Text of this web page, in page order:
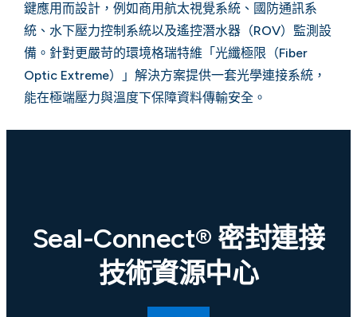
鍵應用而設計，例如商用航太視覺系統、國防通訊系
統、水下壓力控制系統以及遙控潛水器（ROV）監測設
備。針對更嚴苛的環境格瑞特維「光纖極限（Fiber
Optic Extreme）」解決方案提供一套光學連接系統，
能在極端壓力與溫度下保障資料傳輸安全。
Seal-Connect® 密封連接
技術資源中心